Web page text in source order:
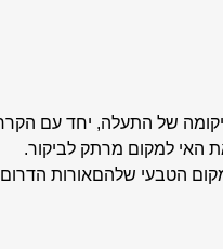
של התעלה, יחד עם
האי למקום מרתק לביקור.
הטבעי שלהםאורות